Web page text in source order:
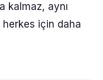
kalmaz, aynı
için daha